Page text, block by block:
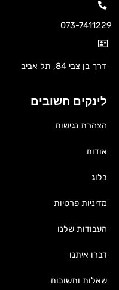
לינקים חשובים
הצהרת נגישות
אודות
בלוג
מדיניות פרטיות
העבודות שלנו
דברו איתנו
שאלות ותשובות
073-7411229
דרך בן צבי 84, תל אביב